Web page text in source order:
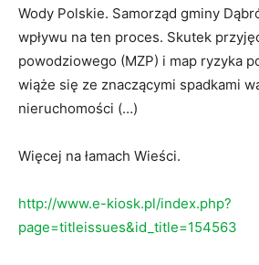
Wody Polskie. Samorząd gminy
wpływu na ten proces. Skutek
powodziowego (MZP) i map ryzyka
wiąże się ze znaczącymi spadkami
nieruchomości (…)
Więcej na łamach Wieści.
http://www.e-kiosk.pl/index.php?
page=titleissues&id_title=154563